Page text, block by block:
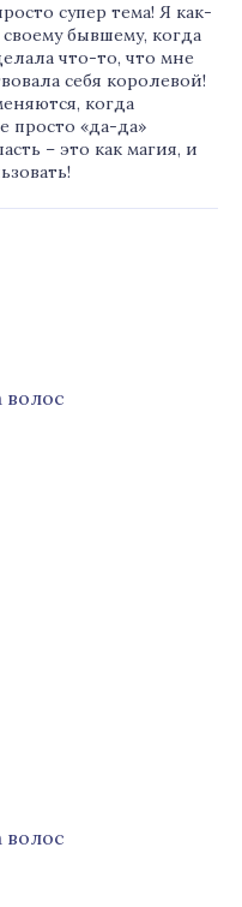
супер тема! Я как-
своему бывшему, когда
что-то, что мне
себя королевой!
когда
просто «да-да»
– это как магия, и
волос
волос